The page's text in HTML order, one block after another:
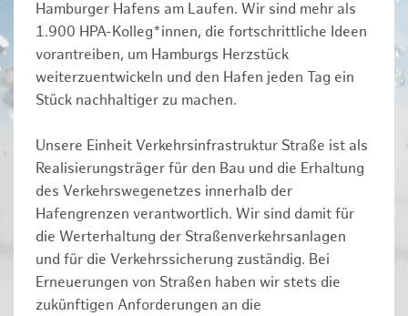
Hamburger Hafens am Laufen. Wir sind mehr als
1.900 HPA-Kolleg*innen, die fortschrittliche Ideen
vorantreiben, um Hamburgs Herzstück
weiterzuentwickeln und den Hafen jeden Tag ein
Stück nachhaltiger zu machen.
Unsere Einheit Verkehrsinfrastruktur Straße ist als
Realisierungsträger für den Bau und die Erhaltung
des Verkehrswegenetzes innerhalb der
Hafengrenzen verantwortlich. Wir sind damit für
die Werterhaltung der Straßenverkehrsanlagen
und für die Verkehrssicherung zuständig. Bei
Erneuerungen von Straßen haben wir stets die
zukünftigen Anforderungen an die